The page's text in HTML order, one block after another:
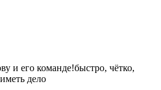
и его команде!быстро, чётко,
дело